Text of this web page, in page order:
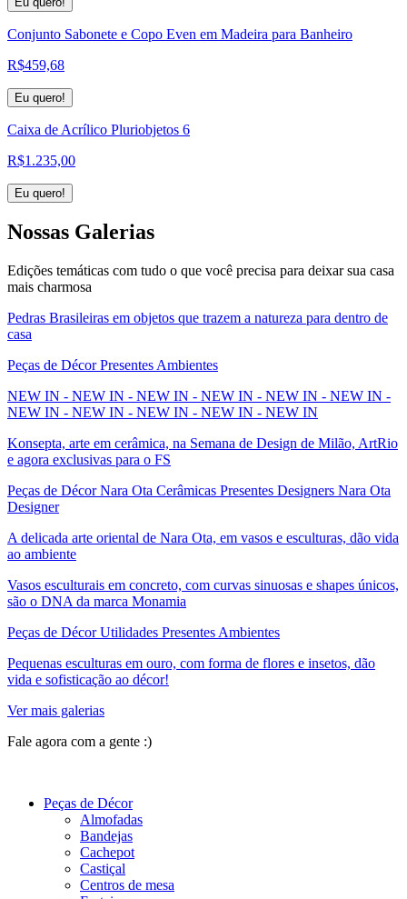
Conjunto Sabonete e Copo Even em Madeira para Banheiro
R$459,68
Eu quero!
Caixa de Acrílico Pluriobjetos 6
R$1.235,00
Eu quero!
Nossas Galerias
Edições temáticas com tudo o que você precisa para deixar sua casa
mais charmosa
Pedras Brasileiras em objetos que trazem a natureza para dentro de
casa
Peças de Décor Presentes Ambientes
NEW IN - NEW IN - NEW IN - NEW IN - NEW IN - NEW IN -
NEW IN - NEW IN - NEW IN - NEW IN - NEW IN
Konsepta, arte em cerâmica, na Semana de Design de Milão, ArtRio
e agora exclusivas para o FS
Peças de Décor Nara Ota Cerâmicas Presentes Designers Nara Ota
Designer
A delicada arte oriental de Nara Ota, em vasos e esculturas, dão vida
ao ambiente
Vasos esculturais em concreto, com curvas sinuosas e shapes únicos,
são o DNA da marca Monamia
Peças de Décor Utilidades Presentes Ambientes
Pequenas esculturas em ouro, com forma de flores e insetos, dão
vida e sofisticação ao décor!
Ver mais galerias
Fale agora com a gente :)
Peças de Décor
Almofadas
Bandejas
Cachepot
Castiçal
Centros de mesa